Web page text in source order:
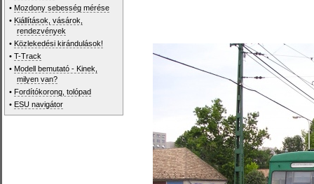
• Mozdony sebesség mérése
• Kiállítások, vásárok,
rendezvények
• Közlekedési kirándulások!
•T-Track
• Modell bemutató - Kinek,
milyen van?
• Fordítókorong, tolópad
• ESU navigátor